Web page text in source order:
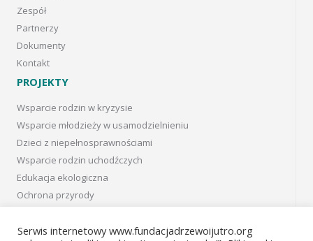
Zespół
Partnerzy
Dokumenty
Kontakt
PROJEKTY
Wsparcie rodzin w kryzysie
Wsparcie młodzieży w usamodzielnieniu
Dzieci z niepełnosprawnościami
Wsparcie rodzin uchodźczych
Edukacja ekologiczna
Ochrona przyrody
Projects in Canada
Serwis internetowy www.fundacjadrzewoijutro.org